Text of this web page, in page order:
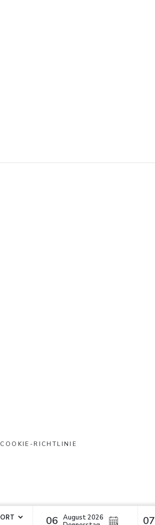
COOKIE-RICHTLINIE
06
August 2026
07